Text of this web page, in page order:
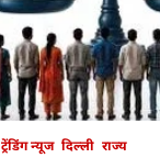
ट्रेंडिंग न्यूज दिल्ली राज्य